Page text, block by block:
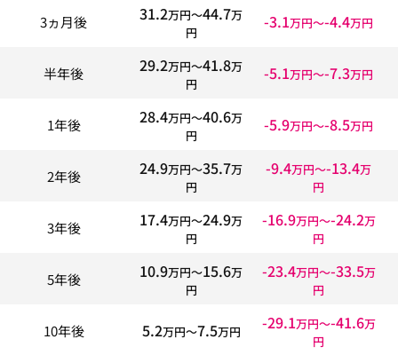
3ヵ月後 31.2万円〜44.7万
円
-3.1万円〜-4.4万円
半年後 29.2万円〜41.8万
円
-5.1万円〜-7.3万円
1年後 28.4万円〜40.6万
円
-5.9万円〜-8.5万円
2年後 24.9万円〜35.7万
円
-9.4万円〜-13.4万
円
3年後 17.4万円〜24.9万
円
-16.9万円〜-24.2万
円
5年後 10.9万円〜15.6万
円
-23.4万円〜-33.5万
円
10年後 5.2万円〜7.5万円 -29.1万円〜-41.6万
円